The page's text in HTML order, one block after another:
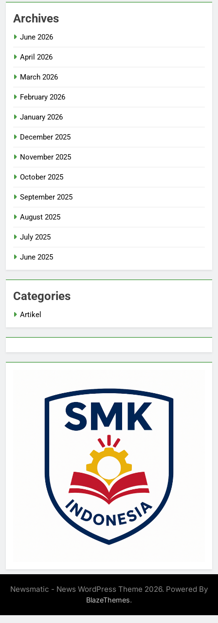
Archives
June 2026
April 2026
March 2026
February 2026
January 2026
December 2025
November 2025
October 2025
September 2025
August 2025
July 2025
June 2025
Categories
Artikel
Newsmatic - News WordPress Theme 2026. Powered By
BlazeThemes.